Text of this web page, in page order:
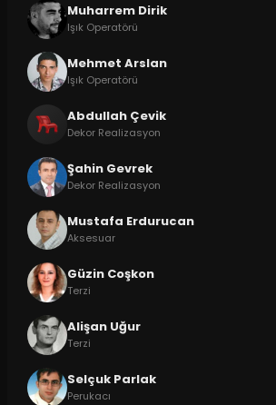
Muharrem Dirik
Işık Operatörü
Mehmet Arslan
Işık Operatörü
Abdullah Çevik
Dekor Realizasyon
Şahin Gevrek
Dekor Realizasyon
Mustafa Erdurucan
Aksesuar
Güzin Coşkon
Terzi
Alişan Uğur
Terzi
Selçuk Parlak
Perukacı